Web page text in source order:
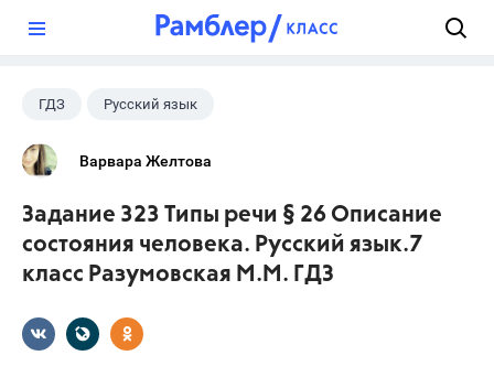
ГДЗ Русский язык
Разумовская М.М.
Варвара Желтова
Задание 323 Типы речи § 26 Описание
состояния человека. Русский язык.7
класс Разумовская М.М. ГДЗ